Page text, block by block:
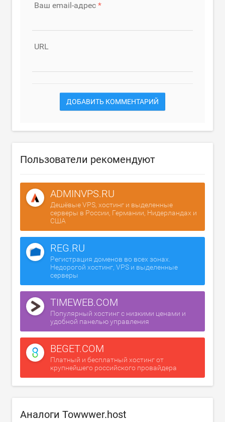
Ваш email-адрес
URL
ДОБАВИТЬ КОММЕНТАРИЙ
Пользователи рекомендуют
ADMINVPS.RU
Дешёвые VPS, хостинг и выделенные
серверы в России, Германии, Нидерландах и
США
REG.RU
Регистрация доменов во всех зонах.
Недорогой хостинг, VPS и выделенные
серверы
TIMEWEB.COM
Популярный хостинг с низкими ценами и
удобной панелью управления
BEGET.COM
Платный и бесплатный хостинг от
крупнейшего российского провайдера
Аналоги Towwwer.host